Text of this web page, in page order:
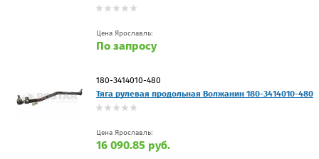
Цена Ярославль:
По запросу
180-3414010-480
Тяга рулевая продольная Волжанин 180-3414010-480
Цена Ярославль:
16 090.85 руб.